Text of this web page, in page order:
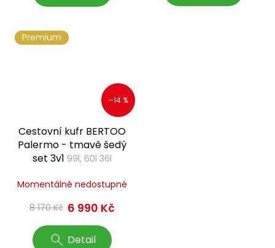
Premium
–14 %
Cestovní kufr BERTOO
Palermo - tmavě šedý
set 3v1 99l, 60l 36l
Momentálně nedostupné
8 170 Kč 6 990 Kč
Detail